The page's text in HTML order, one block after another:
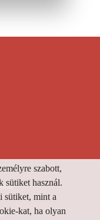
szabott,
sütiket használ.
sütiket, mint a
kat, ha olyan